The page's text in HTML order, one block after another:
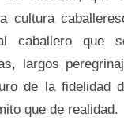
cultura
caballero que
largos
de la fidelidad
que de realidad.